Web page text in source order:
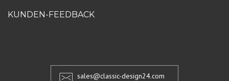
KUNDEN-FEEDBACK
sales@classic-design24.com